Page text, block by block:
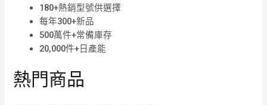
180+熱銷型號供選擇
每年300+新品
500萬件+常備庫存
20,000件+日產能
熱門商品